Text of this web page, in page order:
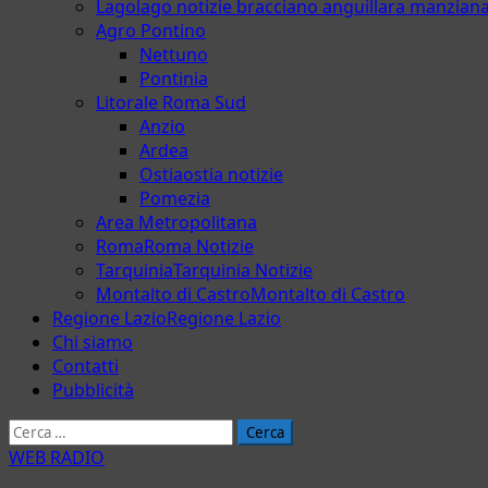
Lago lago notizie bracciano anguillara
Agro Pontino
Nettuno
Pontinia
Litorale Roma Sud
Anzio
Ardea
Ostiaostia notizie
Pomezia
Area Metropolitana
RomaRoma Notizie
TarquiniaTarquinia Notizie
Montalto di CastroMontalto di Castro
Regione LazioRegione Lazio
Chi siamo
Contatti
Pubblicità
Ricerca
per:
WEB RADIO